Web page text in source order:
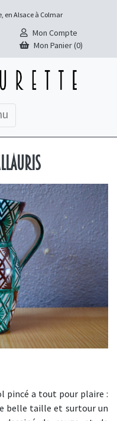
en Alsace à Colmar
Mon Compte
Mon Panier (0)
pincé a tout pour plaire :
belle taille et surtour un